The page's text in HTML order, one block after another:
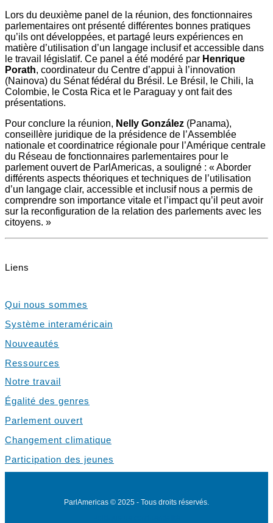
Lors du deuxième panel de la réunion, des fonctionnaires
parlementaires ont présenté différentes bonnes pratiques
qu’ils ont développées, et partagé leurs expériences en
matière d’utilisation d’un langage inclusif et accessible dans
le travail législatif. Ce panel a été modéré par Henrique
Porath, coordinateur du Centre d’appui à l’innovation
(Nainova) du Sénat fédéral du Brésil. Le Brésil, le Chili, la
Colombie, le Costa Rica et le Paraguay y ont fait des
présentations.
Pour conclure la réunion, Nelly González (Panama),
conseillère juridique de la présidence de l’Assemblée
nationale et coordinatrice régionale pour l’Amérique centrale
du Réseau de fonctionnaires parlementaires pour le
parlement ouvert de ParlAmericas, a souligné : « Aborder
différents aspects théoriques et techniques de l’utilisation
d’un langage clair, accessible et inclusif nous a permis de
comprendre son importance vitale et l’impact qu’il peut avoir
sur la reconfiguration de la relation des parlements avec les
citoyens. »
Liens
Qui nous sommes
Système interaméricain
Nouveautés
Ressources
Notre travail
Égalité des genres
Parlement ouvert
Changement climatique
Participation des jeunes
ParlAmericas © 2025 - Tous droits réservés.